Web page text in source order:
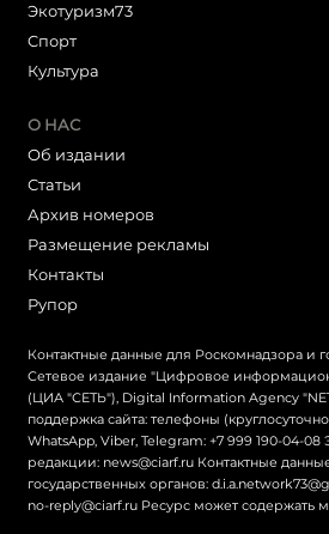
Экотуризм73
Cпорт
Культура
О НАС
Об издании
Статьи
Архив номеров
Размещение рекламы
Контакты
Рупор
Контактные данные для Роскомнадзора и
Сетевое издание "Цифровое
(ЦИА "СЕТЬ"), Digital Information Agency
поддержка сайта: телефоны
WhatsApp, Viber, Telegram: +7 999 190-04-
редакции: news@ciarf.ru Контактные
государственных органов:
no-reply@ciarf.ru Ресурс может содержать